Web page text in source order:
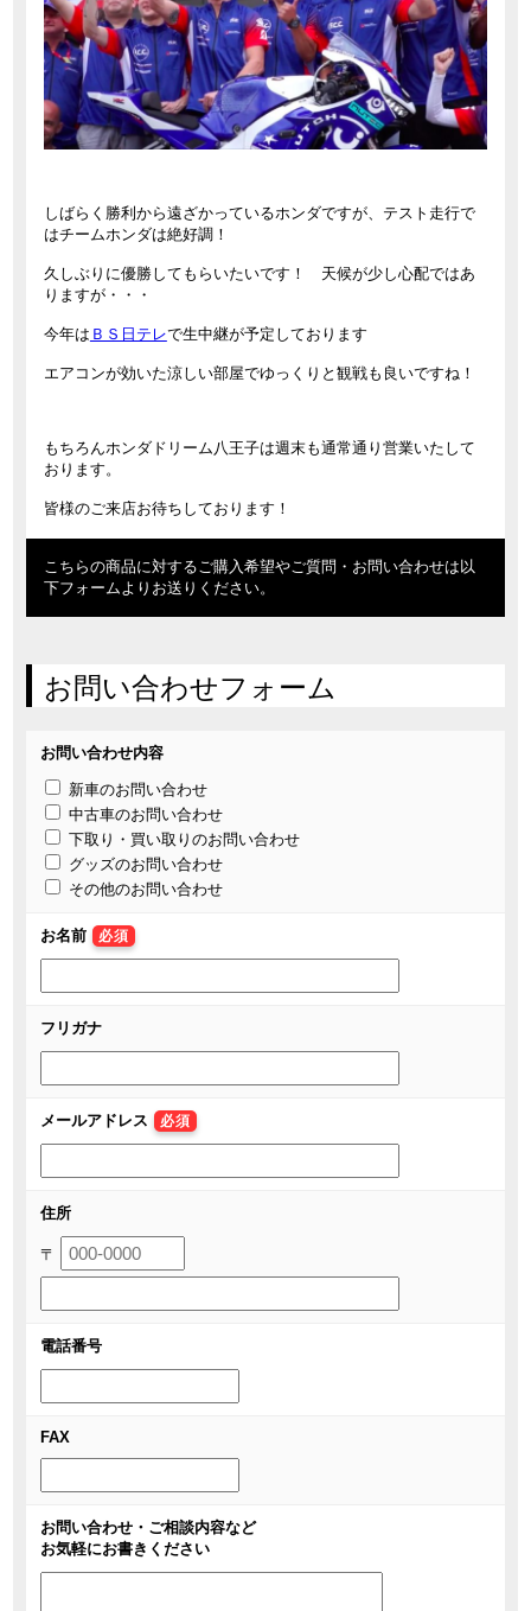
しばらく勝利から遠ざかっているホンダですが、テスト走行で
はチームホンダは絶好調！
久しぶりに優勝してもらいたいです！ 天候が少し心配ではあ
りますが・・・
今年は ＢＳ日テレで生中継が予定しております
エアコンが効いた涼しい部屋でゆっくりと観戦も良いですね！
もちろんホンダドリーム八王子は週末も通常通り営業いたして
おります。
皆様のご来店お待ちしております！
こちらの商品に対するご購入希望やご質問・お問い合わせは以
下フォームよりお送りください。
お問い合わせフォーム
お問い合わせ内容
新車のお問い合わせ
中古車のお問い合わせ
下取り・買い取りのお問い合わせ
グッズのお問い合わせ
その他のお問い合わせ
お名前 必須
フリガナ
メールアドレス 必須
住所
〒
電話番号
FAX
お問い合わせ・ご相談内容など
お気軽にお書きください